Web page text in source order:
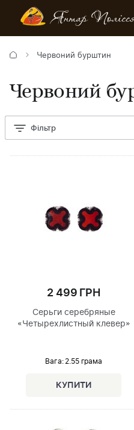
Червоний бурштин
Червоний
Фільтр
2 499 ГРН
Серьги серебряные
«Четырехлистный клевер»
Вага: 2.55 грама